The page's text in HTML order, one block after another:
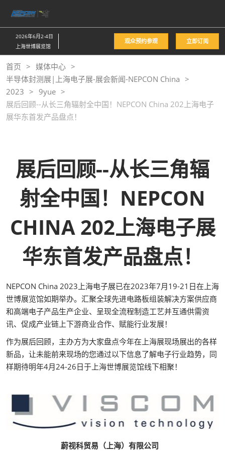
接
跳
至
内
容
2026年6月2-4日
上海世博展览馆
观众预约参观 立即订阅
首页
媒体中心
半导体封测展|上海电子展-展会新闻-NEPCON China
2023
9yue
展后回顾--从长三角辐射全中国！NEPCON China 202上海电子
展华东首发产品盘点！
展后回顾--从长三角辐
射全中国！NEPCON
CHINA 202上海电子展
华东首发产品盘点！
NEPCON China 2023上海电子展已在2023年7月19-21日在上海
世博展览馆如期举办。汇聚全球先进电路板组装解决方案供应商
和高端电子产品生产企业、呈现全流程制造工艺并互通供需资
讯、促成产业链上下游商业合作、赋能行业发展！
作为展后回顾，主办方为大家盘点今年在上海展现场展出的各样
新品，让未能前来现场的您通过以下信息了解电子行业趋势，同
样期待明年4月24-26日于上海世博展览馆线下相聚！
蔚视科贸易（上海）有限公司